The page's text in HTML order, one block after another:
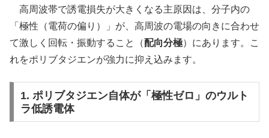
高周波帯で誘電損失が大きくなる主原因は、分子内の
「極性（電荷の偏り）」が、高周波の電場の向きに合わせ
て激しく回転・振動すること（配向分極）にあります。こ
れをポリブタジエンが強力に抑え込みます。
1. ポリブタジエン自体が「極性ゼロ」のウルト
ラ低誘電体